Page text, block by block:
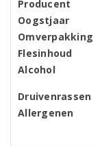
Producent
Oogstjaar
Omverpakking
Flesinhoud
Alcohol
Druivenrassen
Allergenen